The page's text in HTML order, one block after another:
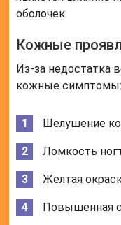
оболочек.
Кожные
Из-за недостатка
кожные симптомы:
Шелушение
Ломкость
Желтая
Повышенная